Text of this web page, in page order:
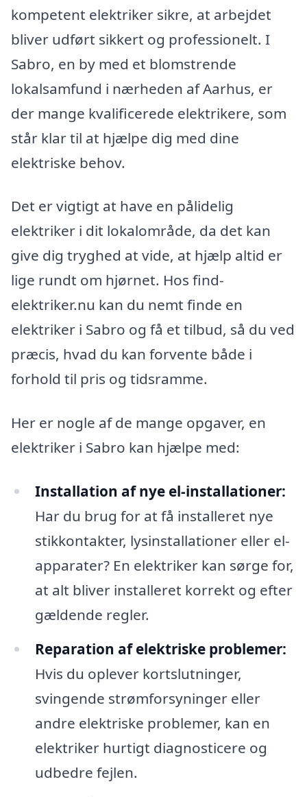
kompetent elektriker sikre, at arbejdet
bliver udført sikkert og professionelt. I
Sabro, en by med et blomstrende
lokalsamfund i nærheden af Aarhus, er
der mange kvalificerede elektrikere, som
står klar til at hjælpe dig med dine
elektriske behov.
Det er vigtigt at have en pålidelig
elektriker i dit lokalområde, da det kan
give dig tryghed at vide, at hjælp altid er
lige rundt om hjørnet. Hos find-
elektriker.nu kan du nemt finde en
elektriker i Sabro og få et tilbud, så du ved
præcis, hvad du kan forvente både i
forhold til pris og tidsramme.
Her er nogle af de mange opgaver, en
elektriker i Sabro kan hjælpe med:
Installation af nye el-installationer:
Har du brug for at få installeret nye
stikkontakter, lysinstallationer eller el-
apparater? En elektriker kan sørge for,
at alt bliver installeret korrekt og efter
gældende regler.
Reparation af elektriske problemer:
Hvis du oplever kortslutninger,
svingende strømforsyninger eller
andre elektriske problemer, kan en
elektriker hurtigt diagnosticere og
udbedre fejlen.